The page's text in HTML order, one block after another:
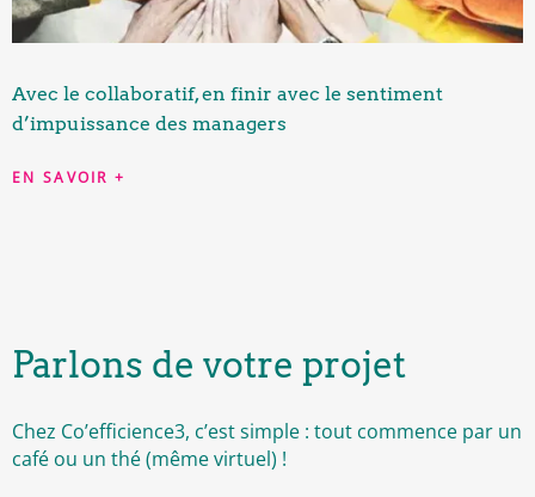
Avec le collaboratif, en finir avec le sentiment
d’impuissance des managers
EN SAVOIR +
Parlons de votre projet
Chez Co’efficience3, c’est simple : tout commence par un
café ou un thé (même virtuel) !